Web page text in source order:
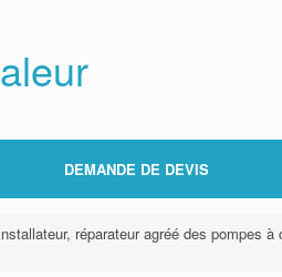
DEMANDE DE DEVIS
réparateur agréé des pompes